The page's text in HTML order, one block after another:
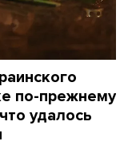
по-прежнему
удалось